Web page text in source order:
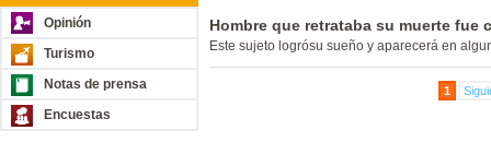
Opinión
Turismo
Notas de prensa
Encuestas
Hombre que retrataba su muerte fue
Este sujeto logrósu sueño y aparecerá en
1